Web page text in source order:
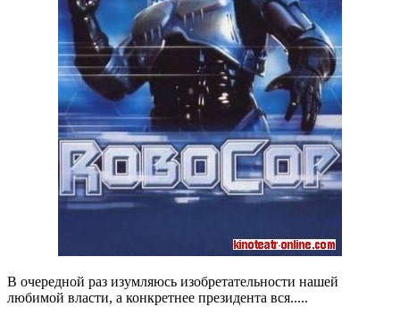
В очередной раз изумляюсь изобретательности нашей
любимой власти, а конкретнее президента вся.....